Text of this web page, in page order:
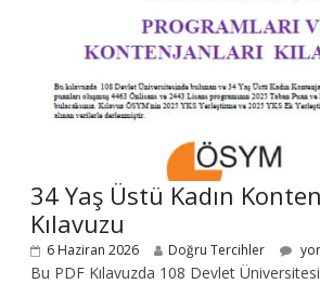
34 Yaş Üstü Kadın
Kılavuzu
6 Haziran 2026 Doğru Tercihler
Bu PDF Kılavuzda 108 Devlet